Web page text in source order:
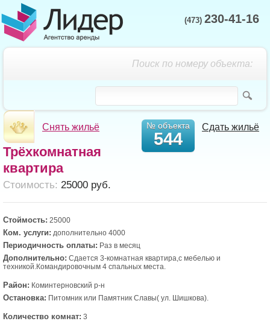
(473) 230-41-16
Поиск по номеру объекта:
Снять жильё Сдать жильё
№ объекта
544
Трёхкомнатная
квартира
Cтоимость: 25000 руб.
Стоймость: 25000
Ком. услуги: дополнительно 4000
Периодичность оплаты: Раз в месяц
Дополнительно: Сдается 3-комнатная квартира,с мебелью и
техникой.Командировочным 4 спальных места.
Район: Коминтерновский р-н
Остановка: Питомник или Памятник Славы( ул. Шишкова).
Количество комнат: 3